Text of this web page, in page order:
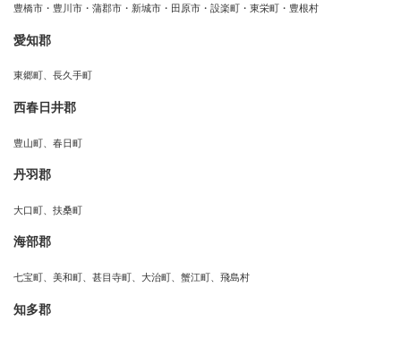
豊橋市・豊川市・蒲郡市・新城市・田原市・設楽町・東栄町・豊根村
愛知郡
東郷町、長久手町
西春日井郡
豊山町、春日町
丹羽郡
大口町、扶桑町
海部郡
七宝町、美和町、甚目寺町、大治町、蟹江町、飛島村
知多郡